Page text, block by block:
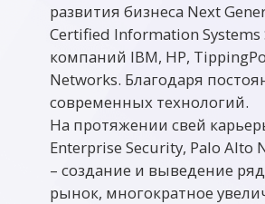
развития бизнеса Next
Certified Information Systems
компаний IBM, HP,
Networks. Благодаря
современных технологий.
На протяжении свей
Enterprise Security, Palo Alto
– создание и выведение
рынок, многократное